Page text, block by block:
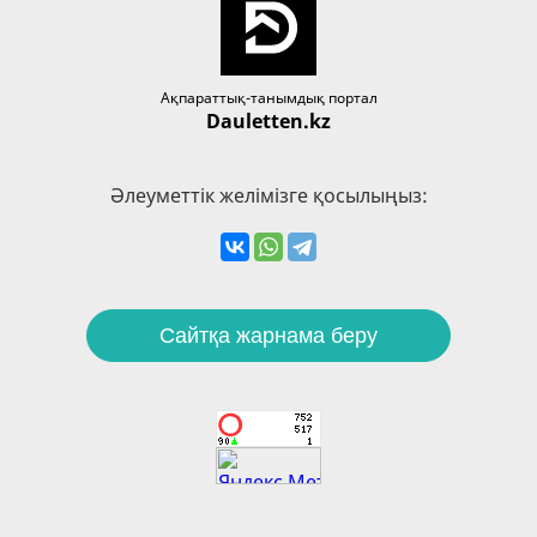
Ақпараттық-танымдық портал
Dauletten.kz
Әлеуметтік желімізге қосылыңыз:
Сайтқа жарнама беру